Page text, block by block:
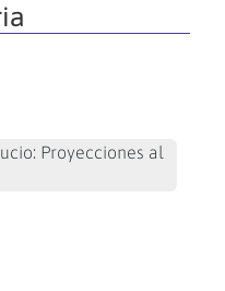
Proyecciones al